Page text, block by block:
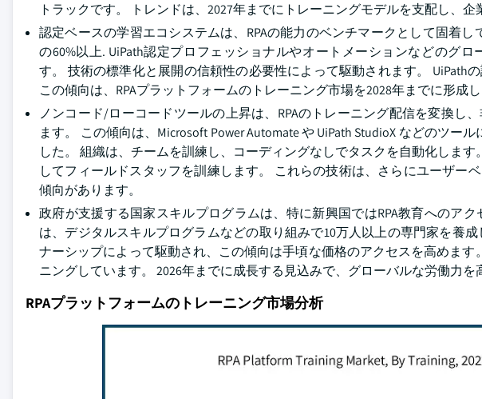
トラックです。 トレンドは、2027年までにトレーニングモデルを支配し、企
認定ベースの学習エコシステムは、RPAの能力のベンチマークとして固着
の60%以上. UiPath認定プロフェッショナルやオートメーションなどのグ
す。 技術の標準化と展開の信頼性の必要性によって駆動されます。 UiPath
この傾向は、RPAプラットフォームのトレーニング市場を2028年までに形成
ノンコード/ローコードツールの上昇は、RPAのトレーニング配信を変換し
ます。 この傾向は、Microsoft Power Automate や UiPath StudioX などのツー
した。 組織は、チームを訓練し、コーディングなしでタスクを自動化しま
してフィールドスタッフを訓練します。 これらの技術は、さらにユーザー
傾向があります。
政府が支援する国家スキルプログラムは、特に新興国ではRPA教育へのア
は、デジタルスキルプログラムなどの取り組みで10万人以上の専門家を養
ナーシップによって駆動され、この傾向は手頃な価格のアクセスを高めます
ニングしています。 2026年までに成長する見込みで、グローバルな労働力を
RPAプラットフォームのトレーニング市場分析